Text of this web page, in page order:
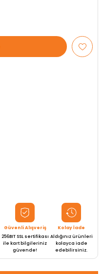
Güvenli Alışveriş
256BIT SSL sertifikası
ile kart bilgileriniz
güvende!
Kolay İade
Aldığınız ürünleri
kolayca iade
edebilirsiniz.